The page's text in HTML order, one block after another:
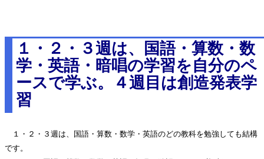
１・２・３週は、国語・算数・数
学・英語・暗唱の学習を自分のペ
ースで学ぶ。４週目は創造発表学
習
１・２・３週は、国語・算数・数学・英語のどの教科を勉強しても結構
です。